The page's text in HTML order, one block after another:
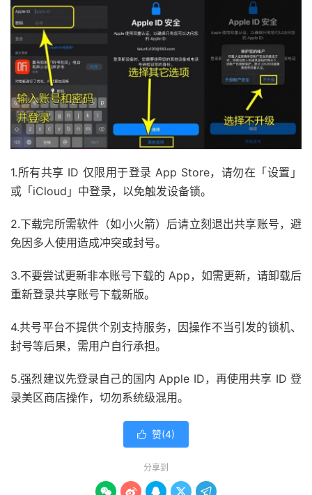
1.所有共享 ID 仅限用于登录 App Store，请勿在「设置」
或「iCloud」中登录，以免触发设备锁。
2.下载完所需软件（如小火箭）后请立刻退出共享账号，避
免因多人使用造成冲突或封号。
3.不要尝试更新非本账号下载的 App，如需更新，请卸载后
重新登录共享账号下载新版。
4.共号平台不提供个别支持服务，因操作不当引发的锁机、
封号等后果，需用户自行承担。
5.强烈建议先登录自己的国内 Apple ID，再使用共享 ID 登
录美区商店操作，切勿系统级混用。
 赞(4)
分享到
    